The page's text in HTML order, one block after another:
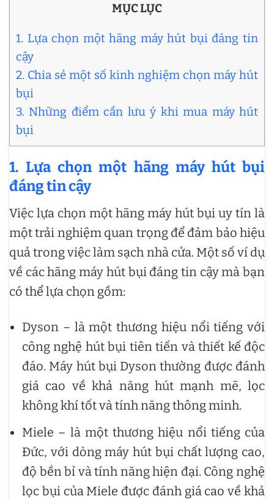
MỤC LỤC
1. Lựa chọn một hãng máy hút bụi đáng tin
cậy
2. Chia sẻ một số kinh nghiệm chọn máy hút
bụi
3. Những điểm cần lưu ý khi mua máy hút
bụi
1. Lựa chọn một hãng máy hút bụi
đáng tin cậy
Việc lựa chọn một hãng máy hút bụi uy tín là
một trải nghiệm quan trọng để đảm bảo hiệu
quả trong việc làm sạch nhà cửa. Một số ví dụ
về các hãng máy hút bụi đáng tin cậy mà bạn
có thể lựa chọn gồm:
Dyson – là một thương hiệu nổi tiếng với
công nghệ hút bụi tiên tiến và thiết kế độc
đáo. Máy hút bụi Dyson thường được đánh
giá cao về khả năng hút mạnh mẽ, lọc
không khí tốt và tính năng thông minh.
Miele – là một thương hiệu nổi tiếng của
Đức, với dòng máy hút bụi chất lượng cao,
độ bền bỉ và tính năng hiện đại. Công nghệ
lọc bụi của Miele được đánh giá cao về khả